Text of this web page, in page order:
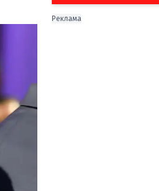
Реклама